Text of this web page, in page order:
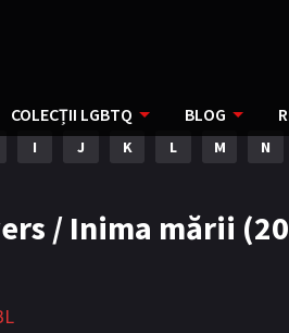
COLECȚII LGBTQ BLOG
I J K L M N
/ Inima mării